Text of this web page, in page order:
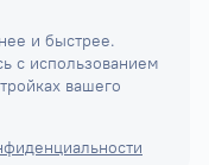
и быстрее.
с использованием
вашего